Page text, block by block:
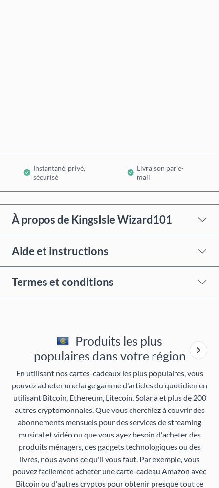
Instantané, privé,
sécurisé
Livraison par e-
mail
À propos de KingsIsle Wizard101
Aide et instructions
Termes et conditions
Produits les plus
populaires dans votre région
En utilisant nos cartes-cadeaux les plus populaires, vous
pouvez acheter une large gamme d'articles du quotidien en
utilisant Bitcoin, Ethereum, Litecoin, Solana et plus de 200
autres cryptomonnaies. Que vous cherchiez à couvrir des
abonnements mensuels pour des services de streaming
musical et vidéo ou que vous ayez besoin d'acheter des
produits ménagers, des gadgets technologiques ou des
livres, nous avons ce qu'il vous faut. Par exemple, vous
pouvez facilement acheter une carte-cadeau Amazon avec
Bitcoin ou d'autres cryptos pour obtenir presque tout ce